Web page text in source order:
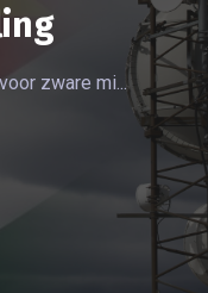
zware mi...